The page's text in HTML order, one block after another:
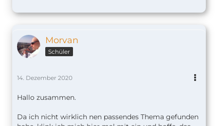
Morvan
Schüler
14. Dezember 2020
Hallo zusammen.
Da ich nicht wirklich nen passendes Thema gefunden